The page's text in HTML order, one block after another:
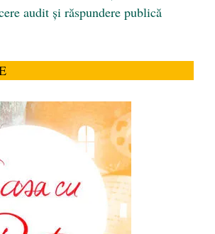
audit și răspundere publică